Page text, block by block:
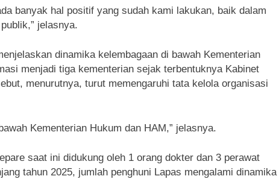
banyak hal positif yang sudah kami lakukan, baik dalam
jelasnya.
dinamika kelembagaan di bawah Kementerian
menjadi tiga kementerian sejak terbentuknya Kabinet
menurutnya, turut memengaruhi tata kelola organisasi
Kementerian Hukum dan HAM,” jelasnya.
saat ini didukung oleh 1 orang dokter dan 3 perawat
tahun 2025, jumlah penghuni Lapas mengalami dinamika